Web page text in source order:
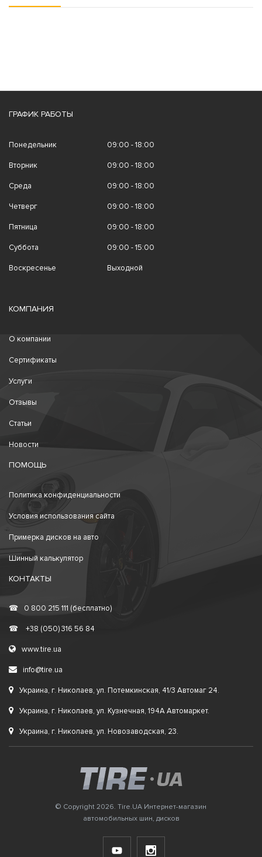
ГРАФИК РАБОТЫ
Понедельник 09:00 - 18:00
Вторник 09:00 - 18:00
Среда 09:00 - 18:00
Четверг 09:00 - 18:00
Пятница 09:00 - 18:00
Суббота 09:00 - 15:00
Воскресенье Выходной
КОМПАНИЯ
О компании
Сертификаты
Услуги
Отзывы
Статьи
Новости
ПОМОЩЬ
Политика конфиденциальности
Условия использования сайта
Примерка дисков на авто
Шинный калькулятор
КОНТАКТЫ
☎ 0 800 215 111 (бесплатно)
☎ +38 (050) 316 56 84
www.tire.ua
info@tire.ua
Украина, г. Николаев, ул. Потемкинская, 41/3 Автомаг 24.
Украина, г. Николаев, ул. Кузнечная, 194А Автомаркет.
Украина, г. Николаев, ул. Новозаводская, 23.
© Copyright 2026. Tire.UA Интернет-магазин
автомобильных шин, дисков